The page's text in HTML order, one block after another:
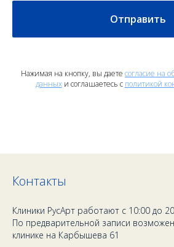
Отправить
Нажимая на кнопку, вы даете согласие на
данныхи соглашаетесь c политикой
Контакты
Клиники РусАрт работают с 10:00 до
По предварительной записи
клинике на Карбышева 61